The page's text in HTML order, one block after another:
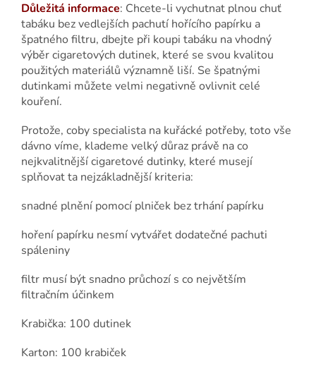
Důležitá informace: Chcete-li vychutnat plnou chuť
tabáku bez vedlejších pachutí hořícího papírku a
špatného filtru, dbejte při koupi tabáku na vhodný
výběr cigaretových dutinek, které se svou kvalitou
použitých materiálů významně liší. Se špatnými
dutinkami můžete velmi negativně ovlivnit celé
kouření.
Protože, coby specialista na kuřácké potřeby, toto vše
dávno víme, klademe velký důraz právě na co
nejkvalitnější cigaretové dutinky, které musejí
splňovat ta nejzákladnější kriteria:
snadné plnění pomocí plniček bez trhání papírku
hoření papírku nesmí vytvářet dodatečné pachuti
spáleniny
filtr musí být snadno průchozí s co největším
filtračním účinkem
Krabička: 100 dutinek
Karton: 100 krabiček